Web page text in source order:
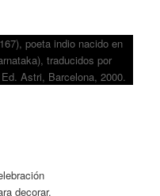
poeta indio nacido en
traducidos por
Astri, Barcelona, 2000.
decorar.